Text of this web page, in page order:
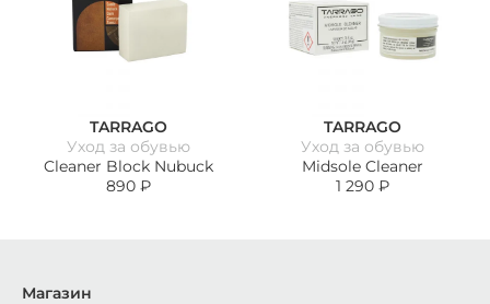
TARRAGO
Уход за обувью
Cleaner Block Nubuck
890 ₽
TARRAGO
Уход за обувью
Midsole Cleaner
1 290 ₽
Магазин